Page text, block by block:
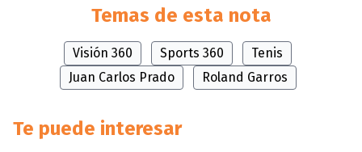
Temas de esta nota
Visión 360 Sports 360
Tenis
Juan Carlos Prado
Roland Garros
Te puede interesar